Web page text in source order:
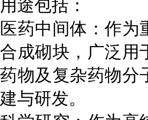
用途包括：
医药中间体：作为
合成砌块，广泛用
药物及复杂药物分
建与研发。